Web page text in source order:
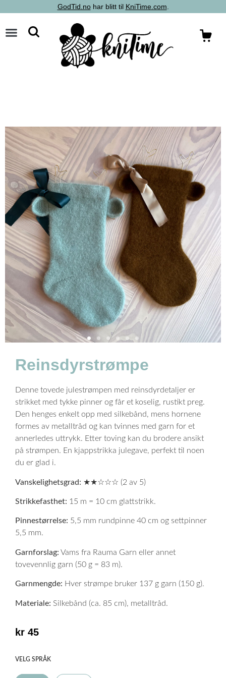
GodTid.nohar blitt til KniTime.com
Reinsdyrstrømpe
Denne tovede julestrømpen med reinsdyrdetaljer er
strikket med tykke pinner og får et koselig, rustikt preg.
Den henges enkelt opp med silkebånd, mens hornene
formes av metalltråd og kan tvinnes med garn for et
annerledes uttrykk. Etter toving kan du brodere ansikt
på strømpen. En kjappstrikka julegave, perfekt til noen
du er glad i.
Vanskelighetsgrad: ★★☆☆☆ (2 av 5)
Strikkefasthet: 15 m = 10 cm glattstrikk.
Pinnestørrelse: 5,5 mm rundpinne 40 cm og settpinner
5,5 mm.
Garnforslag: Vams fra Rauma Garn eller annet
tovevennlig garn (50 g = 83 m).
Garnmengde: Hver strømpe bruker 137 g garn (150 g).
Materiale: Silkebånd (ca. 85 cm), metalltråd.
kr 45
VELG SPRÅK